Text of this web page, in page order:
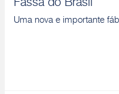
Fassa do Brasil
Uma nova e importante